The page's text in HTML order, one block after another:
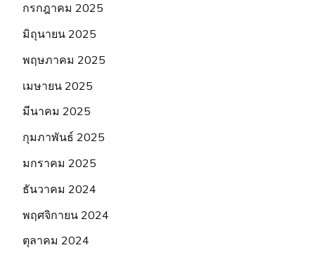
กรกฎาคม 2025
มิถุนายน 2025
พฤษภาคม 2025
เมษายน 2025
มีนาคม 2025
กุมภาพันธ์ 2025
มกราคม 2025
ธันวาคม 2024
พฤศจิกายน 2024
ตุลาคม 2024